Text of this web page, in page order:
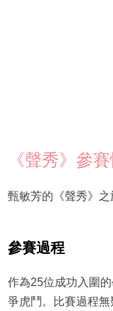
《聲秀》參
甄敏芳的《聲秀》之
參賽過程
作為25位成功入圍
爭虎鬥。比賽過程